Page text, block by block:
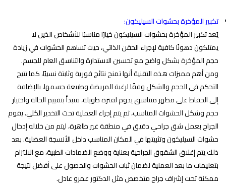
تكبير المؤخرة بحشوات السيليكون:
يُعد تكبير المؤخرة بحشوات السيليكون خيارًا مناسبًا للأشخاص الذين لا
يمتلكون دهونًا كافية لإجراء الحقن الذاتي، حيث تساهم الحشوات في زيادة
حجم المؤخرة بشكل واضح مع تحسين الاستدارة والتناسق العام للجسم.
ومن أهم مميزات هذه التقنية أنها تمنح نتائج فورية وثابتة نسبيًا، كما تتيح
التحكم في الحجم والشكل وفقًا لرغبة المريضة وطبيعة جسمها، بالإضافة
إلى الحفاظ على مظهر متناسق يدوم لفترة طويلة، فتبدأ بتقييم الحالة واختيار
حجم وشكل الحشوات المناسب، ثم يتم إجراء العملية تحت التخدير الكلي. يقوم
الجراح بعمل شق جراحي دقيق في منطقة غير ظاهرة، ليتم من خلاله إدخال
حشوات السيليكون وتثبيتها في المكان المناسب داخل الأنسجة العضلية. بعد
ذلك يتم إغلاق الشقوق الجراحية بعناية ووضع الضمادات الطبية، مع الالتزام
بتعليمات ما بعد العملية لضمان ثبات الحشوات والحصول على أفضل نتيجة
ممكنة تحت إشراف جراح متخصص مثلالدكتور عمرو عادل.